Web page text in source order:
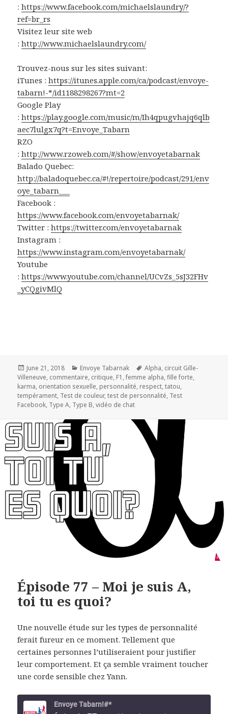
:https://www.facebook.com/michaelslaundry/?
ref=br_rs
Visitez leur site web
:http://www.michaelslaundry.com/
Trouvez-nous sur les sites suivant:
iTunes :https://itunes.apple.com/ca/podcast/envoye-
tabarn!-*/id1188298267?mt=2
Google Play
:https://play.google.com/music/m/Ih4qpugvhajq6qlb
aec7lulgx7q?t=Envoye_Tabarn
RZO
:http://www.rzoweb.com/#/show/envoyetabarnak
Balado Quebec:
http://baladoquebec.ca/#!/repertoire/podcast/291/env
oye_tabarn___
Facebook :
https://www.facebook.com/envoyetabarnak/
Twitter :https://twitter.com/envoyetabarnak
Instagram :
https://www.instagram.com/envoyetabarnak/
Youtube
:https://www.youtube.com/channel/UCvZs_5sJ32FHv
_yCQgivMlQ
Posted
on
June 21, 2018 Categories
Envoye Tabarnak Tags
Alpha, circuit Gille-
Villeneuve, commentaire, critique, F1,femme alpha,fille forte,
karma, orientation sexuelle, personnalité, respect,tatou,
tempérament, Test de couleur,test de personnalité, Test
Facebook, Type A, Type B,vidéo de chat
Épisode 77 – Moi je suis A,
toi tu es quoi?
Une nouvelle étude sur les types de personnalité
ferait fureur en ce moment. Tellement que
certaines personnes l’utiliseraient pour justifier
leur comportement. Et ça semble vraiment toucher
une corde sensible chez Yann.
Envoye Tabarn!#*